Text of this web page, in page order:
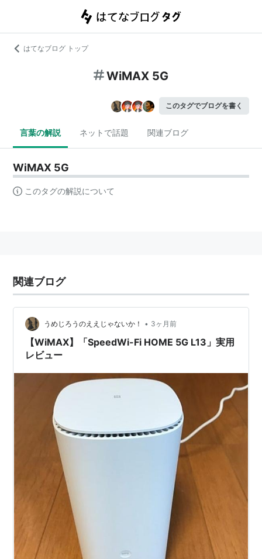
はてなブログ トップ
WiMAX 5G
このタグでブログを書く
言葉の解説 ネットで話題 関連ブログ
WiMAX 5G
このタグの解説について
関連ブログ
うめじろうのええじゃないか！ • 3ヶ月前
【WiMAX】「SpeedWi-Fi HOME 5G L13」実用
レビュー